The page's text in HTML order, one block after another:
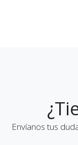
Envíanos tus